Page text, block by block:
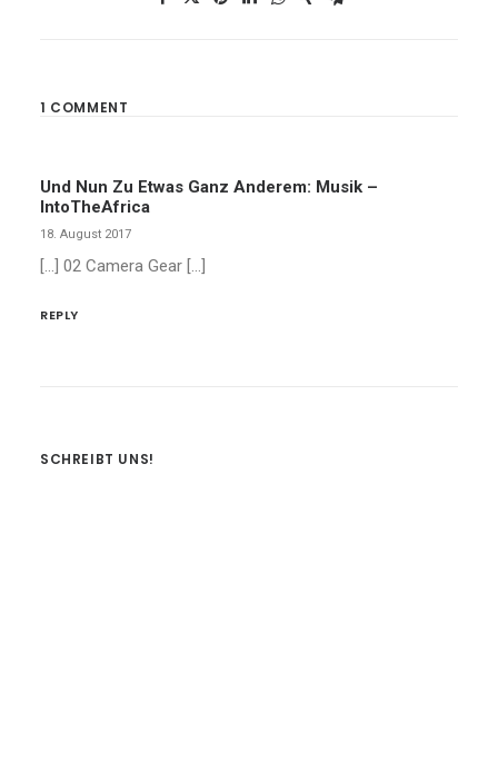
1 COMMENT
Und Nun Zu Etwas Ganz Anderem: Musik –
IntoTheAfrica
18. August 2017
[…] 02 Camera Gear […]
REPLY
SCHREIBT UNS!